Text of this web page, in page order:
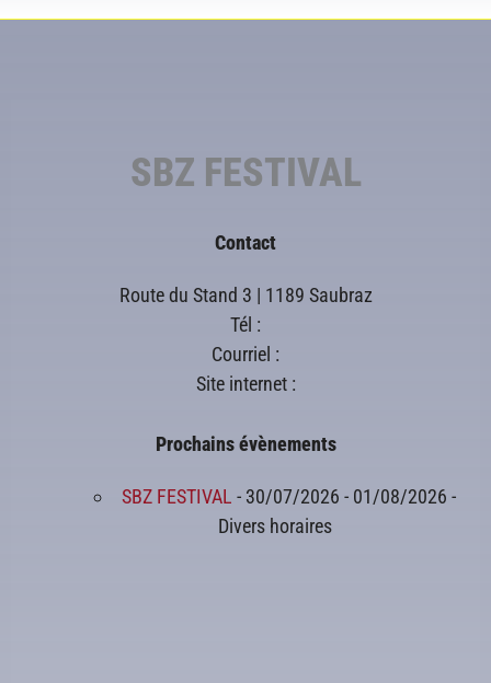
SBZ FESTIVAL
Contact
Route du Stand 3 | 1189 Saubraz
Tél :
Courriel :
Site internet :
Prochains évènements
SBZ FESTIVAL - 30/07/2026 - 01/08/2026 -
Divers horaires